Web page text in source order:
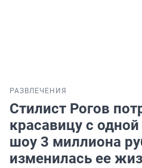
РАЗВЛЕЧЕНИЯ
Стилист Рогов
красавицу с
шоу 3 миллиона
изменилась ее